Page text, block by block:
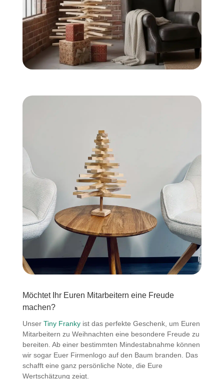
Möchtet Ihr Euren Mitarbeitern eine Freude
machen?
Unser Tiny Frankyist das perfekte Geschenk, um Euren
Mitarbeitern zu Weihnachten eine besondere Freude zu
bereiten. Ab einer bestimmten Mindestabnahme können
wir sogar Euer Firmenlogo auf den Baum branden. Das
schafft eine ganz persönliche Note, die Eure
Wertschätzung zeigt.